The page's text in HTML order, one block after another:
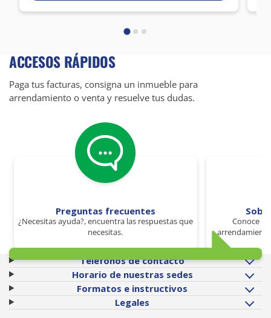
ACCESOS RÁPIDOS
Paga tus facturas, consigna un inmueble para
arrendamiento o venta y resuelve tus dudas.
Preguntas frecuentes
¿Necesitas ayuda?, encuentra las respuestas que
necesitas.
Conoce
Teléfonos de contacto
Horario de nuestras sedes
Formatos e instructivos
Legales